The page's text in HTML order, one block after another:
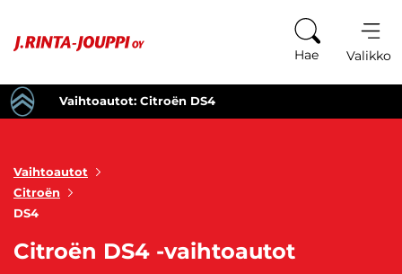
Hae Valikko
Vaihtoautot: Citroën DS4
Vaihtoautot
Citroën
DS4
Citroën DS4 -vaihtoautot